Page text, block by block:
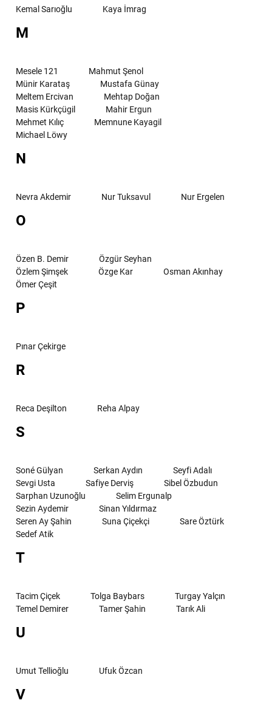
Kemal Sarıoğlu Kaya İmrag
M
Mesele 121
Mahmut Şenol
Münir Karataş
Mustafa Günay
Meltem Ercivan
Mehtap Doğan
Masis Kürkçügil
Mahir Ergun
Mehmet Kılıç
Memnune Kayagil
Michael Löwy
N
Nevra Akdemir Nur Tuksavul Nur Ergelen
O
Özen B. Demir
Özgür Seyhan
Özlem Şimşek
Özge Kar
Osman Akınhay
Ömer Çeşit
P
Pınar Çekirge
R
Reca Deşilton Reha Alpay
S
Soné Gülyan Serkan Aydın
Seyfi Adalı
Sevgi Usta
Safiye Derviş
Sibel Özbudun
Sarphan Uzunoğlu
Selim Ergunalp
Sezin Aydemir
Sinan Yıldırmaz
Seren Ay Şahin
Suna Çiçekçi
Sare Öztürk
Sedef Atik
T
Tacim Çiçek Tolga Baybars
Turgay Yalçın
Temel Demirer
Tamer Şahin Tarık Ali
U
Umut Tellioğlu Ufuk Özcan
V